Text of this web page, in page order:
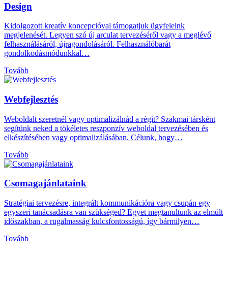
Design
Kidolgozott kreatív koncepcióval támogatjuk ügyfeleink
megjelenését. Legyen szó új arculat tervezéséről vagy a meglévő
felhasználásáról, újragondolásáról. Felhasználóbarát
gondolkodásmódunkkal…
Tovább
Webfejlesztés
Weboldalt szeretnél vagy optimalizálnád a régit? Szakmai társként
segítünk neked a tökéletes reszponzív weboldal tervezésében és
elkészítésében vagy optimalizálásában. Célunk, hogy…
Tovább
Csomagajánlataink
Stratégiai tervezésre, integrált kommunikációra vagy csupán egy
egyszeri tanácsadásra van szükséged? Egyet megtanultunk az elmúlt
időszakban, a rugalmasság kulcsfontosságú, így bármilyen…
Tovább